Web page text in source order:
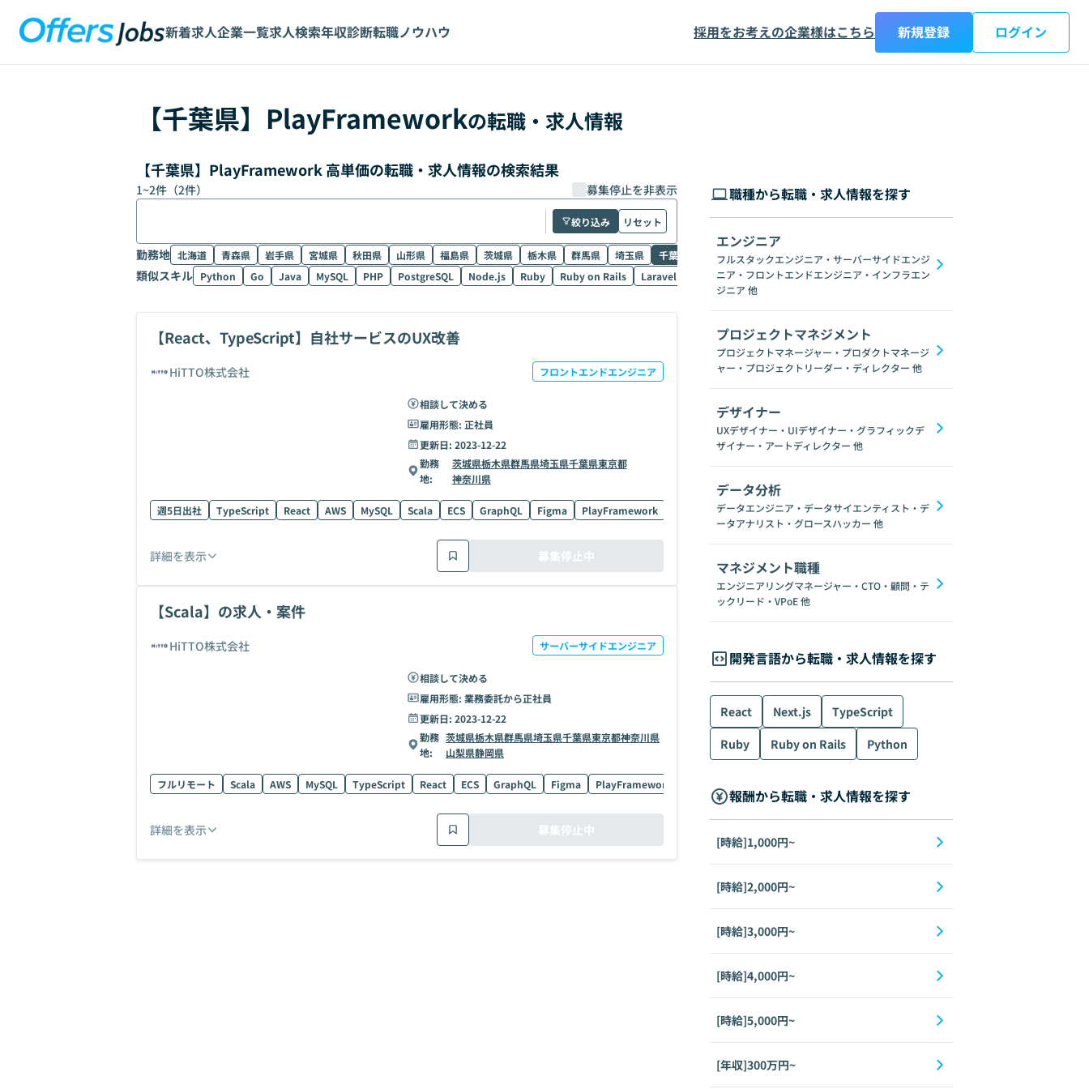
新着求人企業一覧求人検索年収診断転職ノウハウ 採用をお考えの企業様はこちら 新規登録 ログイン
【千葉県】 PlayFrameworkの転職・求人情報
【千葉県】PlayFramework 高単価の転職・求人情報の検索結果
1~2件（2件） 募集停止を非表示
絞り込み リセット
勤務地 北海道 青森県 岩手県 宮城県 秋田県 山形県 福島県 茨城県 栃木県 群馬県 埼玉県 千葉県 東京都 神奈川県 新潟県 富山県 石川県
類似スキル Python Go Java MySQL PHP PostgreSQL Node.js Ruby Ruby on Rails Laravel C# GraphQL SpringFramework Redis
【React、TypeScript】自社サービスのUX改善
HiTTO株式会社 フロントエンドエンジニア
相談して決める
雇用形態: 正社員
更新日: 2023-12-22
勤務
地:
茨城県栃木県群馬県埼玉県千葉県東京都
神奈川県
週5日出社 TypeScript React AWS MySQL Scala ECS GraphQL Figma PlayFramework AI UX
詳細を表示 募集停止中
【Scala】の求人・案件
HiTTO株式会社 サーバーサイドエンジニア
相談して決める
雇用形態: 業務委託から正社員
更新日: 2023-12-22
勤務
地:
茨城県栃木県群馬県埼玉県千葉県東京都神奈川県
山梨県静岡県
フルリモート Scala AWS MySQL TypeScript React ECS GraphQL Figma PlayFramework
詳細を表示 募集停止中
職種から転職・求人情報を探す
エンジニア
フルスタックエンジニア・サーバーサイドエンジ
ニア・フロントエンドエンジニア・インフラエン
ジニア 他
プロジェクトマネジメント
プロジェクトマネージャー・プロダクトマネージ
ャー・プロジェクトリーダー・ディレクター 他
デザイナー
UXデザイナー・UIデザイナー・グラフィックデ
ザイナー・アートディレクター 他
データ分析
データエンジニア・データサイエンティスト・デ
ータアナリスト・グロースハッカー 他
マネジメント職種
エンジニアリングマネージャー・CTO・顧問・テ
ックリード・VPoE他
開発言語から転職・求人情報を探す
React Next.js
TypeScript
Ruby
Ruby on Rails Python
報酬から転職・求人情報を探す
[時給]1,000円~
[時給]2,000円~
[時給]3,000円~
[時給]4,000円~
[時給]5,000円~
[年収]300万円~